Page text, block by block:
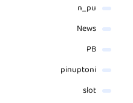
n_pu
News
PB
pinuptoni
slot